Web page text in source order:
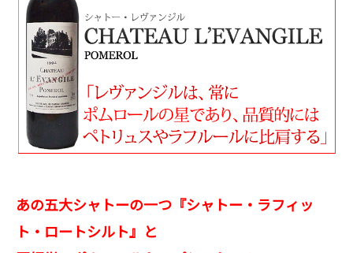
あの五大シャトーの一つ『シャトー・ラフィッ
ト・ロートシルト』と